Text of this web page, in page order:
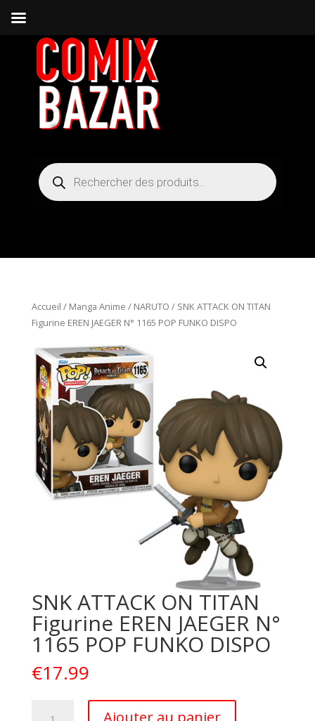
Recherche
de
produits
Accueil / Manga Anime / NARUTO / SNK ATTACK ON TITAN
Figurine EREN JAEGER N° 1165 POP FUNKO DISPO
SNK ATTACK ON TITAN
Figurine EREN JAEGER N°
1165 POP FUNKO DISPO
€17.99